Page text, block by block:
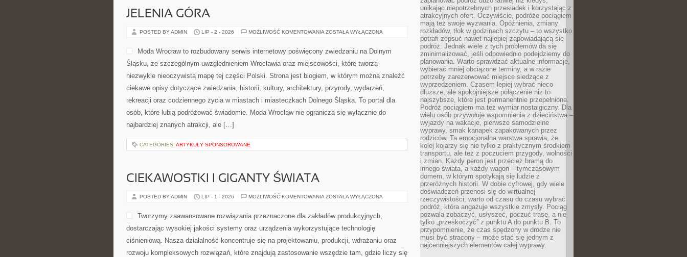
JELENIA GÓRA
POSTED BY ADMIN LIP - 2 - 2026 MOŻLIWOŚĆ KOMENTOWANIA JELENIA
ZOSTAŁA WYŁĄCZONA
Moda Wrocław to rozbudowany serwis internetowy poświęcony zwiedzaniu na Dolnym
Śląsku, ze szczególnym uwzględnieniem Wrocławia oraz miejscowości, które tworzą
niezwykle nieoczywistą mapę tej części Polski. Strona jest blogiem, w którym można znaleźć
ciekawe opisy dotyczące zwiedzania, historii, kultury, architektury, przyrody, wydarzeń,
rekreacji oraz codziennego życia w miastach i miasteczkach Dolnego Śląska. To portal dla
osób, które lubią podróżować świadomie. Moda Wrocław nie ogranicza się wyłącznie do
najbardziej znanych atrakcji, ale […]
CATEGORIES: ARTYKUŁY SPONSOROWANE
CIEKAWOSTKI I GIGANTY ŚWIATA
POSTED BY ADMIN LIP - 1 - 2026 MOŻLIWOŚĆ KOMENTOWANIA CIEKAWOSTKI
ŚWIATA
ZOSTAŁA WYŁĄCZONA
Tworzymy zaawansowane rozwiązania przeznaczone dla zakładów produkcyjnych,
dostarczając wysokiej jakości systemy oraz urządzenia wykorzystujące technologię
ciśnieniową. Nasza działalność koncentruje się na projektowaniu, produkcji, wdrażaniu oraz
rozwoju kompleksowych rozwiązań, które znajdują zastosowanie wszędzie tam, gdzie liczy się
unikając niepotrzebnych przesiadek i korzystając z
atrakcyjnych ofert. Oczywiście, podróże pociągiem
mają też swoje wyzwania. Opóźnienia, zmiany
rozkładów, tłok w godzinach szczytu – to wszystko
potrafi zepsuć nawet najlepiej zapowiadającą się
podróż. Jednak wiele z tych problemów da się
zminimalizować, jeśli odpowiednio podejdziemy do
planowania. Warto sprawdzać aktualne informacje,
wybierać mniej obciążone terminy, a w razie
potrzeby zarezerwować miejsce siedzące z
wyprzedzeniem. Czasem lepiej wybrać nieco
dłuższe, ale spokojniejsze połączenie niż to
najszybsze, które jest permanentnie przepełnione.
Podróż pociągiem ma też wymiar nostalgiczny. Dla
wielu osób przywołuje wspomnienia z dzieciństwa –
wyjazdy na wakacje, pierwsze samodzielne
wyprawy, smak kanapek zapakowanych przez
rodziców. Ta emocjonalna warstwa sprawia, że
kolej kojarzy się nie tylko z praktycznym środkiem
transportu, ale też z poczuciem przygody, wolności
i zmian. Każdy peron jest przecież bramą do
innego świata, a każdy wagon – tymczasowym
domem, w którym spotykają się ludzie z
przeróżnych historii. W dobie cyfrowej, gdy wiele
doświadczeń przenosi się do wirtualnej
rzeczywistości, warto od czasu do czasu wybrać
podróż, która angażuje wszystkie zmysły. Pociąg
pozwala zobaczyć, usłyszeć, poczuć trasę, a nie
tylko „przeskoczyć” z punktu A do punktu B. To
przypomnienie, że czas spędzony w drodze nie
musi być stracony – może stać się jednym z
najcenniejszych elementów całej wyprawy.